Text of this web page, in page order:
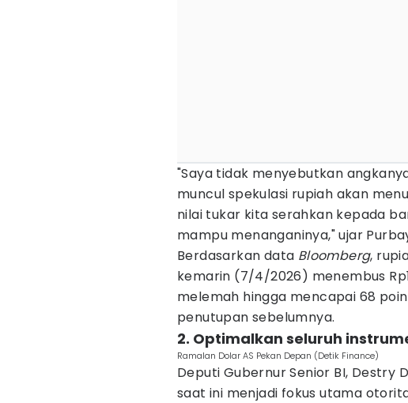
"Saya tidak menyebutkan
muncul spekulasi rupiah akan
nilai tukar kita serahkan kepada
mampu menanganinya," ujar
Berdasarkan data Bloomberg,
kemarin (7/4/2026) menembus
melemah hingga mencapai 68
penutupan sebelumnya.
2. Optimalkan seluruh
Ramalan Dolar AS Pekan Depan (Detik Finance)
Deputi Gubernur Senior BI,
saat ini menjadi fokus utama